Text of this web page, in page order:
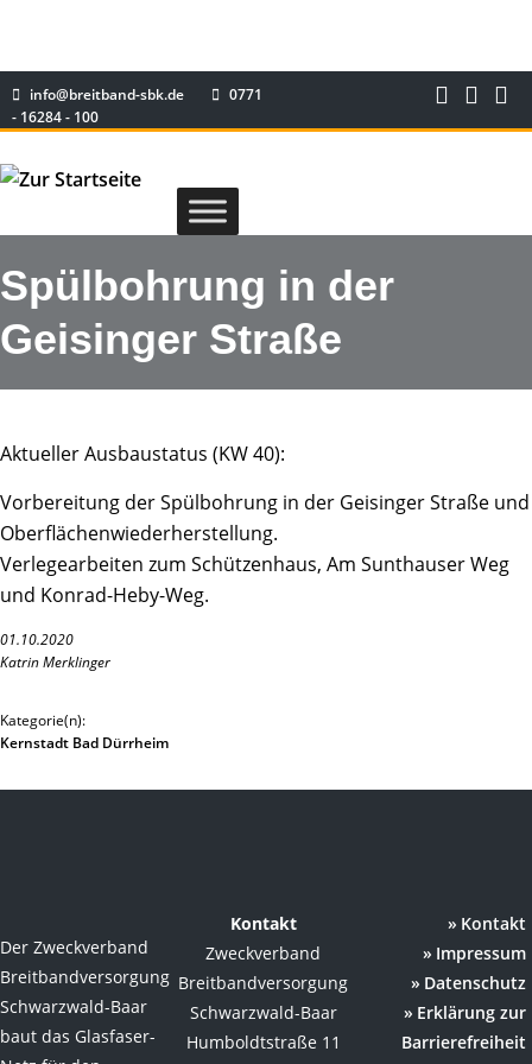
info@breitband-sbk.de
0771
- 16284 - 100
Spülbohrung in der
Geisinger Straße
Aktueller Ausbaustatus (KW 40):
Vorbereitung der Spülbohrung in der Geisinger Straße und
Oberflächenwiederherstellung.
Verlegearbeiten zum Schützenhaus, Am Sunthauser Weg
und Konrad-Heby-Weg.
01.10.2020
Katrin Merklinger
Kategorie(n):
Kernstadt Bad Dürrheim
Der Zweckverband
Breitbandversorgung
Schwarzwald-Baar
baut das Glasfaser-
Kontakt
Zweckverband
Breitbandversorgung
Schwarzwald-Baar
Humboldtstraße 11
Kontakt
Impressum
Datenschutz
Erklärung zur
Barrierefreiheit